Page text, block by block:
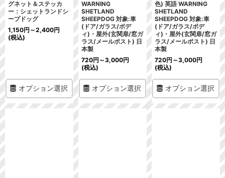
グネット＆ステッカ
ー：シェットランドシ
ープドッグ
1,150円 ～2,400円
(税込)
オプション選択
WARNING
SHETLAND
SHEEPDOG 対象:車
(ドア/ガラス/ボデ
ィ)・屋外(玄関扉/窓ガ
ラス/メールポスト) 日
本製
720円 ～3,000円
(税込)
オプション選択
色) 英語 WARNING
SHETLAND
SHEEPDOG 対象:車
(ドア/ガラス/ボデ
ィ)・屋外(玄関扉/窓ガ
ラス/メールポスト) 日
本製
720円 ～3,000円
(税込)
オプション選択